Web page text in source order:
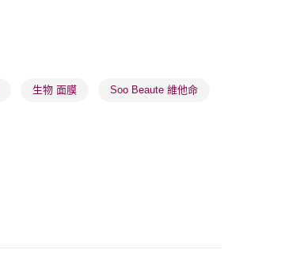
生物 面膜 Soo Beaute 維他命